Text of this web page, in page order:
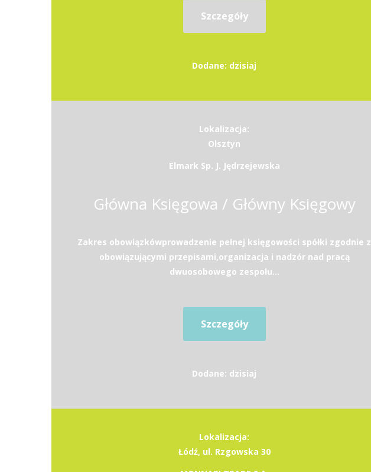
Szczegóły
Dodane: dzisiaj
Lokalizacja:
Olsztyn
Elmark Sp. J. Jędrzejewska
Główna Księgowa / Główny Księgowy
Zakres obowiązkówprowadzenie pełnej księgowości spółki zgodnie z
obowiązującymi przepisami,organizacja i nadzór nad pracą
dwuosobowego zespołu...
Szczegóły
Dodane: dzisiaj
Lokalizacja:
Łódź, ul. Rzgowska 30